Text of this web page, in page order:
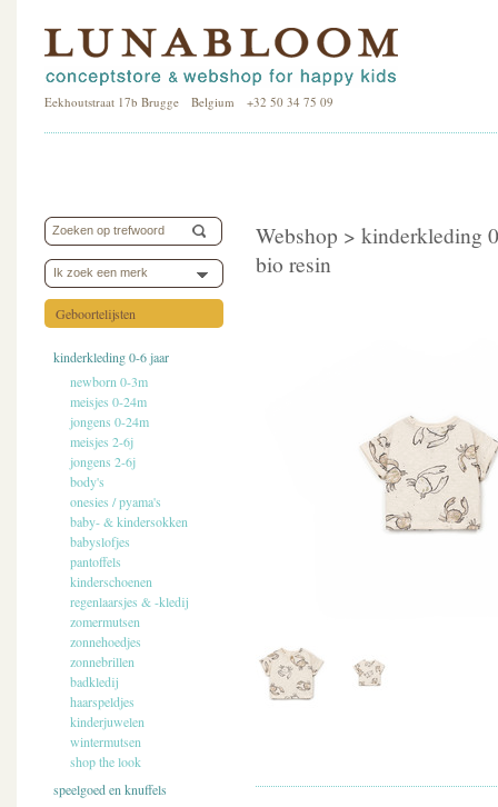
Eekhoutstraat 17b Brugge Belgium +32 50 34 75 09
Ik zoek een merk
Geboortelijsten
kinderkleding 0-6 jaar
newborn 0-3m
meisjes 0-24m
jongens 0-24m
meisjes 2-6j
jongens 2-6j
body's
onesies / pyama's
baby- & kindersokken
babyslofjes
pantoffels
kinderschoenen
regenlaarsjes & -kledij
zomermutsen
zonnehoedjes
zonnebrillen
badkledij
haarspeldjes
kinderjuwelen
wintermutsen
shop the look
speelgoed en knuffels
Webshop > kinderkleding
bio resin